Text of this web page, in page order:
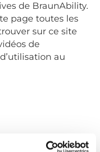
de BraunAbility.
page toutes les
sur ce site
de
au
par: Nom